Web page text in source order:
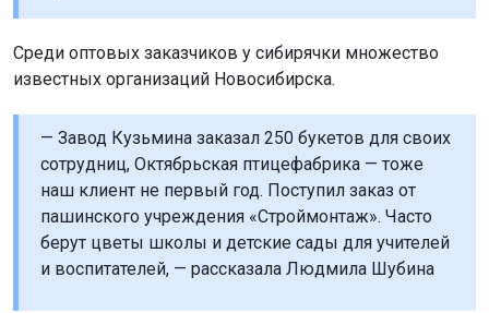
Среди оптовых заказчиков у сибирячки множество
известных организаций Новосибирска.
— Завод Кузьмина заказал 250 букетов для своих
сотрудниц, Октябрьская птицефабрика — тоже
наш клиент не первый год. Поступил заказ от
пашинского учреждения «Строймонтаж». Часто
берут цветы школы и детские сады для учителей
и воспитателей, — рассказала Людмила Шубина